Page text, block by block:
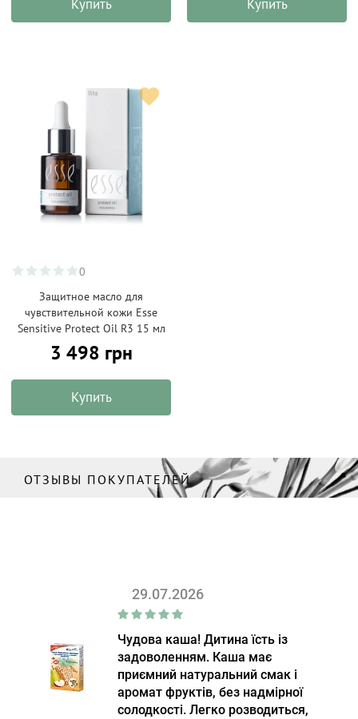
Купить Купить
0
Защитное масло для
чувствительной кожи Esse
Sensitive Protect Oil R3 15 мл
3 498 грн
Купить
ОТЗЫВЫ ПОКУПАТЕЛЕЙ
29.07.2026
Чудова каша! Дитина їсть із
задоволенням. Каша має
приємний натуральний смак і
аромат фруктів, без надмірної
солодкості. Легко розводиться,